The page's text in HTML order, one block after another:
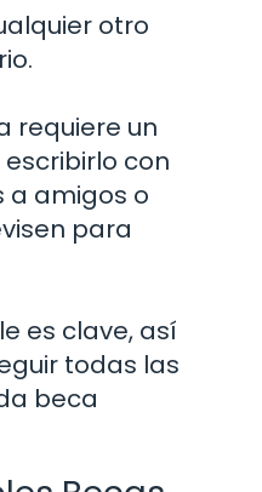
otro
requiere un
con
a amigos o
para
es clave, así
todas las
beca